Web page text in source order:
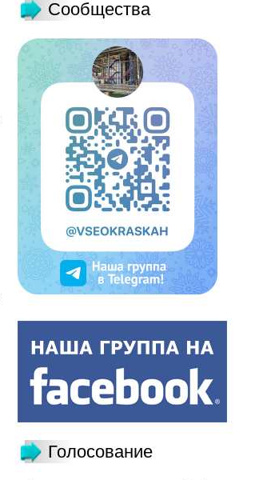
Сообщества
Голосование